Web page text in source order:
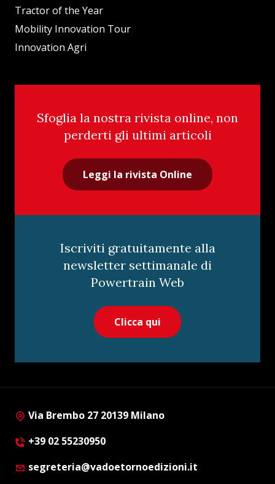
Tractor of the Year
Mobility Innovation Tour
Innovation Agri
Sfoglia la nostra rivista online, non
perderti gli ultimi articoli
Leggi la rivista Online
Iscriviti gratuitamente alla
newsletter settimanale di
Powertrain Web
Clicca qui
Via Brembo 27 20139 Milano
+39 02 55230950
segreteria@vadoetornoedizioni.it